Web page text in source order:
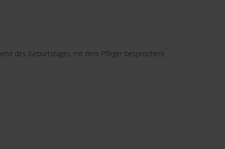
des Geburtstages mit dem Pfleger besprochen)